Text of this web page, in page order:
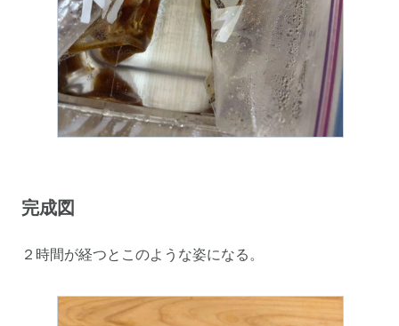
完成図
２時間が経つとこのような姿になる。